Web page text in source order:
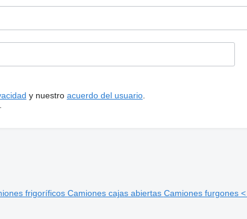
y nuestro acuerdo del usuario.
frigoríficos Camiones cajas abiertas Camiones furgones